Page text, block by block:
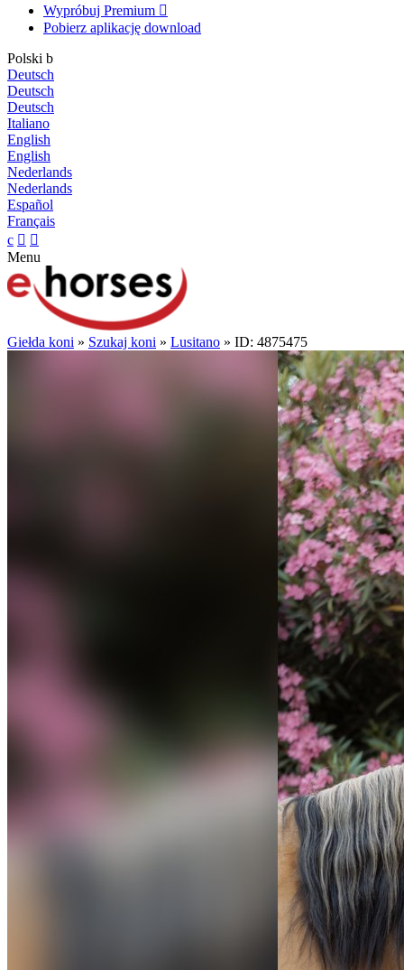
Wypróbuj Premium 
Pobierz aplikację download
Polski b
Deutsch
Deutsch
Deutsch
Italiano
English
English
Nederlands
Nederlands
Español
Français
c  
Menu
Giełda koni » Szukaj koni » Lusitano » ID: 4875475